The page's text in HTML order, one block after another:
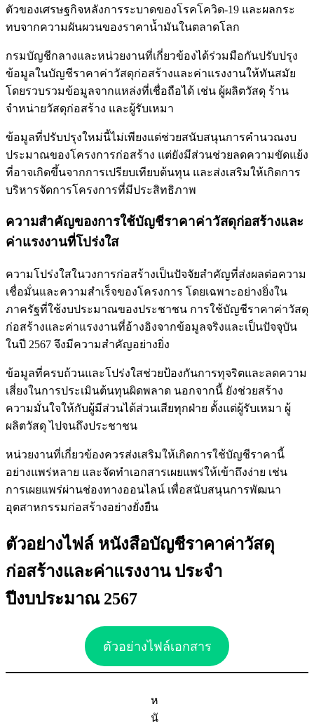
ตัวของเศรษฐกิจหลังการระบาดของโรคโควิด-19 และผลกระ
ทบจากความผันผวนของราคาน้ำมันในตลาดโลก
กรมบัญชีกลางและหน่วยงานที่เกี่ยวข้องได้ร่วมมือกันปรับปรุง
ข้อมูลในบัญชีราคาค่าวัสดุก่อสร้างและค่าแรงงานให้ทันสมัย
โดยรวบรวมข้อมูลจากแหล่งที่เชื่อถือได้ เช่น ผู้ผลิตวัสดุ ร้าน
จำหน่ายวัสดุก่อสร้าง และผู้รับเหมา
ข้อมูลที่ปรับปรุงใหม่นี้ไม่เพียงแต่ช่วยสนับสนุนการคำนวณงบ
ประมาณของโครงการก่อสร้าง แต่ยังมีส่วนช่วยลดความขัดแย้ง
ที่อาจเกิดขึ้นจากการเปรียบเทียบต้นทุน และส่งเสริมให้เกิดการ
บริหารจัดการโครงการที่มีประสิทธิภาพ
ความสำคัญของการใช้บัญชีราคาค่าวัสดุก่อสร้างและ
ค่าแรงงานที่โปร่งใส
ความโปร่งใสในวงการก่อสร้างเป็นปัจจัยสำคัญที่ส่งผลต่อความ
เชื่อมั่นและความสำเร็จของโครงการ โดยเฉพาะอย่างยิ่งใน
ภาครัฐที่ใช้งบประมาณของประชาชน การใช้บัญชีราคาค่าวัสดุ
ก่อสร้างและค่าแรงงานที่อ้างอิงจากข้อมูลจริงและเป็นปัจจุบัน
ในปี 2567 จึงมีความสำคัญอย่างยิ่ง
ข้อมูลที่ครบถ้วนและโปร่งใสช่วยป้องกันการทุจริตและลดความ
เสี่ยงในการประเมินต้นทุนผิดพลาด นอกจากนี้ ยังช่วยสร้าง
ความมั่นใจให้กับผู้มีส่วนได้ส่วนเสียทุกฝ่าย ตั้งแต่ผู้รับเหมา ผู้
ผลิตวัสดุ ไปจนถึงประชาชน
หน่วยงานที่เกี่ยวข้องควรส่งเสริมให้เกิดการใช้บัญชีราคานี้
อย่างแพร่หลาย และจัดทำเอกสารเผยแพร่ให้เข้าถึงง่าย เช่น
การเผยแพร่ผ่านช่องทางออนไลน์ เพื่อสนับสนุนการพัฒนา
อุตสาหกรรมก่อสร้างอย่างยั่งยืน
ตัวอย่างไฟล์ หนังสือบัญชีราคาค่าวัสดุ
ก่อสร้างและค่าแรงงาน ประจำ
ปีงบประมาณ 2567
ตัวอย่างไฟล์เอกสาร
ห
นั